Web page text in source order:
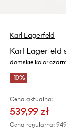
Karl Lagerfeld
Karl Lagerfeld
damskie kolor
-10%
Cena aktualna:
539,99 zł
Cena regularna: